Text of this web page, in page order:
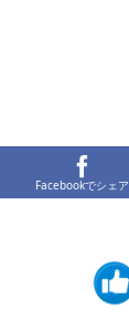
Facebookでシェア